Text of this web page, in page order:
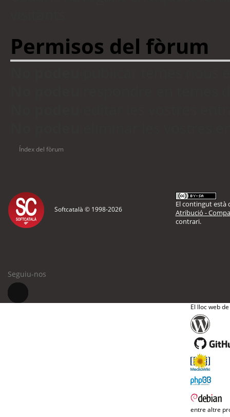
Permisos del fòrum
Índex del fòrum
Softcatalà © 1998-2026
El contingut està
Atribució -
contrari.
Seguiu-nos
El lloc web
entre altre